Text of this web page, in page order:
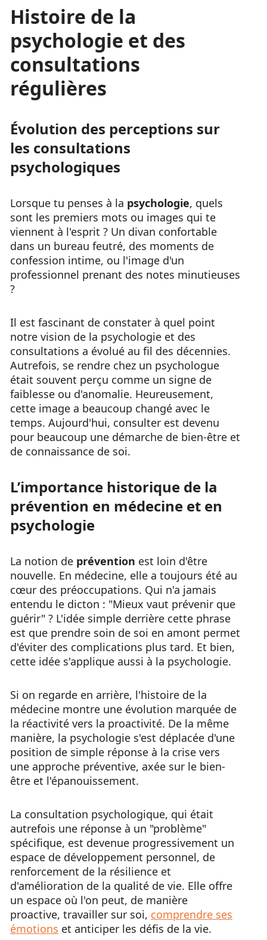
Histoire de la
psychologie et des
consultations
régulières
Évolution des perceptions sur
les consultations
psychologiques
Lorsque tu penses à la psychologie, quels
sont les premiers mots ou images qui te
viennent à l'esprit ? Un divan confortable
dans un bureau feutré, des moments de
confession intime, ou l'image d'un
professionnel prenant des notes minutieuses
?
Il est fascinant de constater à quel point
notre vision de la psychologie et des
consultations a évolué au fil des décennies.
Autrefois, se rendre chez un psychologue
était souvent perçu comme un signe de
faiblesse ou d'anomalie. Heureusement,
cette image a beaucoup changé avec le
temps. Aujourd'hui, consulter est devenu
pour beaucoup une démarche de bien-être et
de connaissance de soi.
L’importance historique de la
prévention en médecine et en
psychologie
La notion de prévention est loin d'être
nouvelle. En médecine, elle a toujours été au
cœur des préoccupations. Qui n'a jamais
entendu le dicton : "Mieux vaut prévenir que
guérir" ? L'idée simple derrière cette phrase
est que prendre soin de soi en amont permet
d'éviter des complications plus tard. Et bien,
cette idée s'applique aussi à la psychologie.
Si on regarde en arrière, l'histoire de la
médecine montre une évolution marquée de
la réactivité vers la proactivité. De la même
manière, la psychologie s'est déplacée d'une
position de simple réponse à la crise vers
une approche préventive, axée sur le bien-
être et l'épanouissement.
La consultation psychologique, qui était
autrefois une réponse à un "problème"
spécifique, est devenue progressivement un
espace de développement personnel, de
renforcement de la résilience et
d'amélioration de la qualité de vie. Elle offre
un espace où l'on peut, de manière
proactive, travailler sur soi, comprendre ses
émotions et anticiper les défis de la vie.